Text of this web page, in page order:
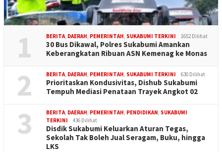
1 BERITA, DAERAH, PEMERINTAH, SUKABUMI TERKINI 1652 Dilihat
30 Bus Dikawal, Polres Sukabumi Amankan
Keberangkatan Ribuan ASN Kemenag ke Monas
2 BERITA, DAERAH, PEMERINTAH, SUKABUMI TERKINI 630 Dilihat
Prioritaskan Kondusivitas, Dishub Sukabumi
Tempuh Mediasi Penataan Trayek Angkot 02
3 BERITA, DAERAH, PEMERINTAH, PENDIDIKAN, SUKABUMI
TERKINI
436 Dilihat
Disdik Sukabumi Keluarkan Aturan Tegas,
Sekolah Tak Boleh Jual Seragam, Buku, hingga
LKS